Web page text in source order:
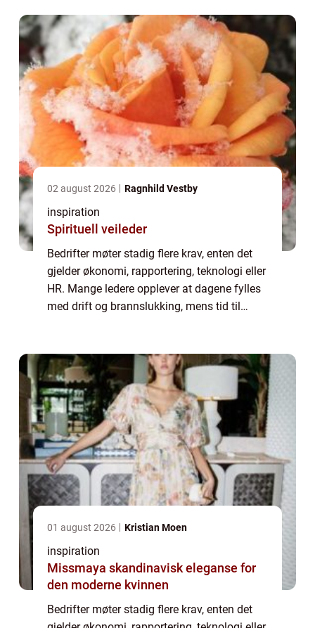
02 august 2026 Ragnhild Vestby
inspiration
Spirituell veileder
Bedrifter møter stadig flere krav, enten det
gjelder økonomi, rapportering, teknologi eller
HR. Mange ledere opplever at dagene fylles
med drift og brannslukking, mens tid til
01 august 2026 Kristian Moen
inspiration
Missmaya skandinavisk eleganse for
den moderne kvinnen
Bedrifter møter stadig flere krav, enten det